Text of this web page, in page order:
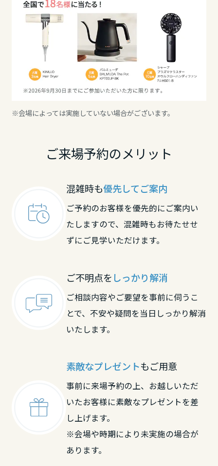
※会場によっては実施していない場合がございます。
ご来場予約のメリット
混雑時も優先してご案内
ご予約のお客様を優先的にご案内い
たしますので、混雑時もお待たせせ
ずにご見学いただけます。
ご不明点を しっかり解消
ご相談内容やご要望を事前に伺うこ
とで、不安や疑問を当日しっかり解消
いたします。
素敵なプレゼントもご用意
事前に来場予約の上、お越しいただ
いたお客様に素敵なプレゼントを差
し上げます。
※会場や時期により未実施の場合が
あります。
高知県
九州エリア
福岡県
佐賀県
大分県
鹿児島県